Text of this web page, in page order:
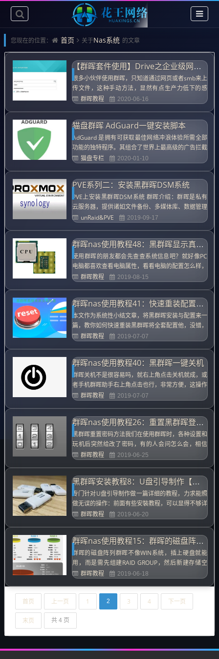
您现在的位置： 首页 关于Nas系统 的文章
【群晖套件使用】Drive之企业级网盘备份、实时同步电脑文件
很多小伙伴使用群晖，只知道通过网页或者smb来上
传文件，这种手动方法，显然有点生产力低下的感
觉，有没有可以自动备份电脑或者手机的文件，而且
能协作办公，多人编缉一个文档，实时更新同步，多
爽啊，这就是群晖套件 D...
群晖教程 2020-06-16
猫盘群晖 AdGuard一键安装脚本
AdGuard 是拥有可获取最佳网络冲浪体验所需全部
功能的独特程序。其组合了世界上最高级的广告拦截
器，隐私保护模块以及家长控制 - 可协同任何浏览器
uard 可拦截各种广告，弹窗，视频广告，横幅广告
等 ...
猫盘专栏 2020-01-10
PVE系列二：安装黑群晖DSM系统
PVE上安装黑群晖DSM系统 群晖介绍：群晖是私有
云服务器，提供诸如文件备份、多媒体库、数据管理
中心等功能，其它很多功能都已经在本站有详细介
硬盘与直通网卡两个，本文将详细介绍安装过程并一
起解决这两个直通问题，...
unRaid&PVE 2019-09-17
群晖nas使用教程48：黑群晖显示真实CPU信息
使用群晖的朋友都会先查查系统信息吧？就好像PC
电脑都喜欢查看电脑属性，看看电脑的配置怎么样，
那么群晖也不例外，我们可以去“控制面板-信息中心”
如J1900，如果安装DS3615，那么就是双核的CP
U，而不...
群晖教程 2019-08-15
群晖nas使用教程41：快速重装配置群晖
本文作为系统性小结文章，将黑群晖安装与配置来一
篇，教你如何快速重装黑群晖将全套配置他，没错，
全套配置他，让你的群晖恢复新一样，就好像手机的
常关机的，这时为了保护群晖硬盘，正确的关机方式
是很重要的，当然白群晖没...
群晖教程 2019-07-07
群晖nas使用教程40：黑群晖一键关机
群晖关机不是很容易吗，就右上角点击关机就成，或
者手机群晖助手右上角点击也行，非常方便，这操作
SO easy,你是不是这样的：我猜百分之八十的人是这
你就考虑清楚了，人生难得几回按，且行且珍惜，还
有的人直接拨电源...
群晖教程 2019-07-07
群晖nas使用教程26：重置黑群晖登陆密码
黑群晖重置密码方法我们在使用群晖时，各种设置和
玩机后突然给改了密码，有的人会问怎么会，相信
我，之前我朋友就碰到过，他在个人设置别的时，密
忘记密码的情况总会有发生的时侯，那怎么办呢，如
果是白群晖就有优势了，他已...
群晖教程 2019-06-25
黑群晖安装教程8：U盘引导制作【保姆级】
专门针对U盘引导制作做一篇详细的教程，力求能照
做无误的操作：前面有些安裝教程，可以显得不够详
细，这里用图文详细解析一下群晖引导U盘的制作：
r、Diskgenius、Chipgenius(U盘...
群晖教程 2019-06-20
群晖nas使用教程15：群晖的磁盘阵列组合选择
群晖的磁盘阵列群晖不像WIN系统，插上硬盘就能
用，而是需先组建RAID GROUP，然后新建存储空
间，才能使用，这里讲的就是如何选择RAID GROU
元，不跟任何磁盘组成阵列，适合无任何要求的磁盘
组合，最大的优点就是最大限度利用磁盘空间，但数
据无任...
群晖教程 2019-06-18
首页 上一页 1 2 3 4 下一页
末页 共 4 页